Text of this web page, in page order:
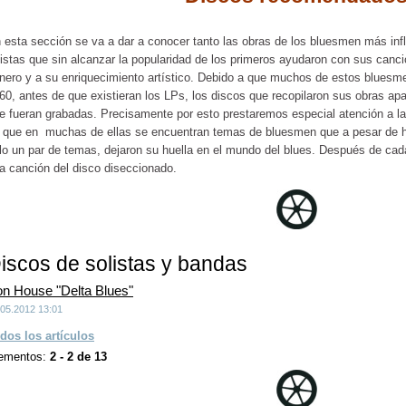
esta sección se va a dar a conocer tanto las obras de los bluesmen más
que sin alcanzar la popularidad de los primeros ayudaron con sus
y a su enriquecimiento artístico. Debido a que muchos de estos
antes de que existieran los LPs, los discos que recopilaron sus obras
fueran grabadas. Precisamente por esto prestaremos especial atención a
que en muchas de ellas se encuentran temas de bluesmen que a pesar de
un par de temas, dejaron su huella en el mundo del blues. Después de
canción del disco diseccionado.
de solistas y bandas
House "Delta Blues"
13:01
los artículos
2 - 2 de 13